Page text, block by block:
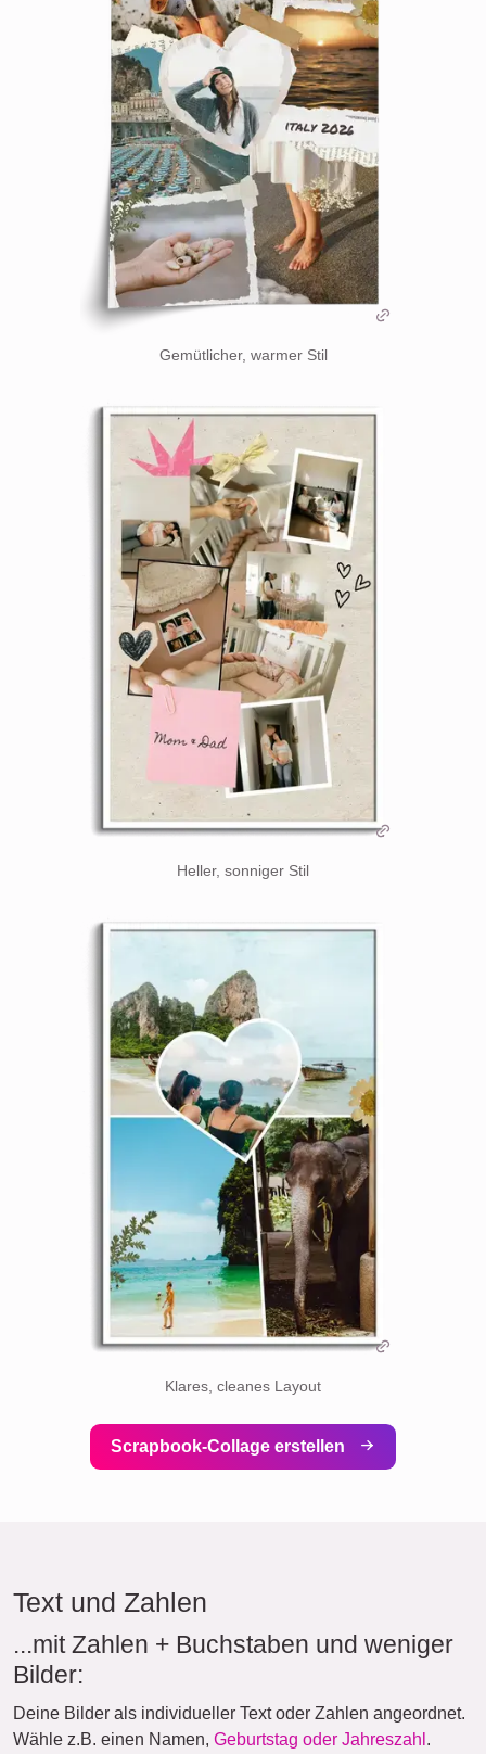
Gemütlicher, warmer Stil
Heller, sonniger Stil
Klares, cleanes Layout
Scrapbook-Collage erstellen
Text und Zahlen
...mit Zahlen + Buchstaben und weniger
Bilder:
Deine Bilder als individueller Text oder Zahlen angeordnet.
Wähle z.B. einen Namen, Geburtstag oder Jahreszahl .